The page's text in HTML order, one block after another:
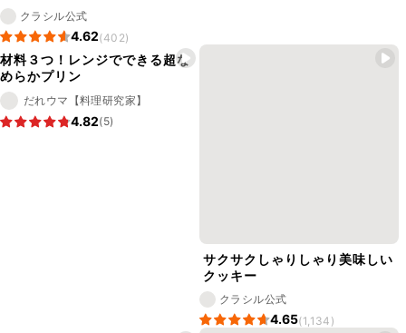
クラシル公式
4.62(402)
材料３つ！レンジでできる超な
めらかプリン
だれウマ【料理研究家】
4.82(5)
サクサクしゃりしゃり美味しい
クッキー
クラシル公式
4.65(1,134)